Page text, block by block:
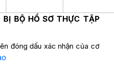
BỊ BỘ HỒ SƠ THỰC TẬP
đóng dấu xác nhận của cơ